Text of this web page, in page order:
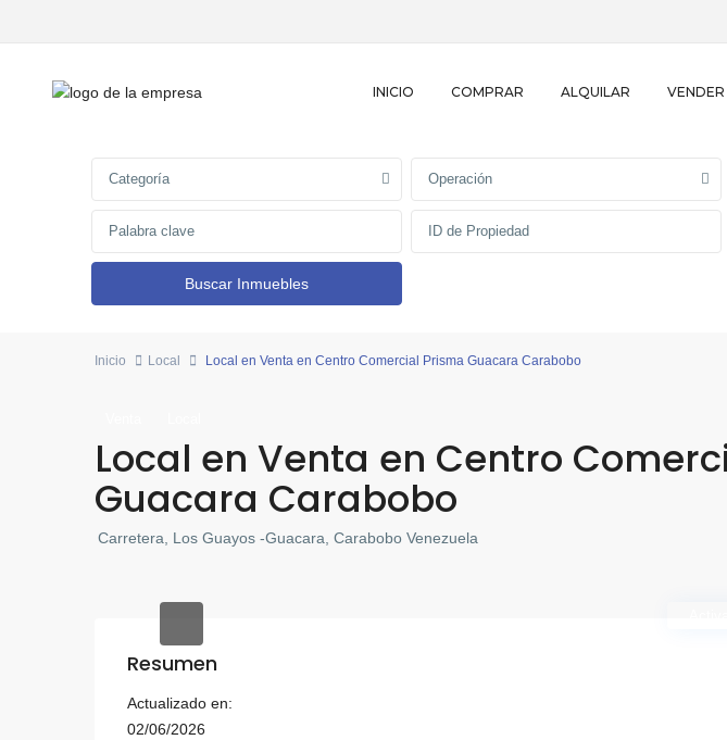
INICIO COMPRAR ALQUILAR VENDER
Categoría Operación
Inicio Local Local en Venta en Centro Comercial Prisma Guacara Carabobo
Local en Venta en Centro
Guacara Carabobo
Carretera, Los Guayos -Guacara, Carabobo Venezuela
Resumen
Actualizado en:
02/06/2026